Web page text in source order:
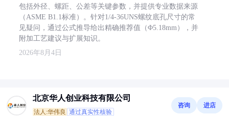
包括外径、螺距、公差等关键参数，并提供专业数据来源
（ASME B1.1标准）。针对1/4-36UNS螺纹底孔尺寸的常
见疑问，通过公式推导给出精确推荐值（Φ5.18mm），并
附加工艺建议与扩展知识。
2026年8月4日
北京华人创业科技有限公司
法人:华伟良 通过真实性核验
咨询 进店